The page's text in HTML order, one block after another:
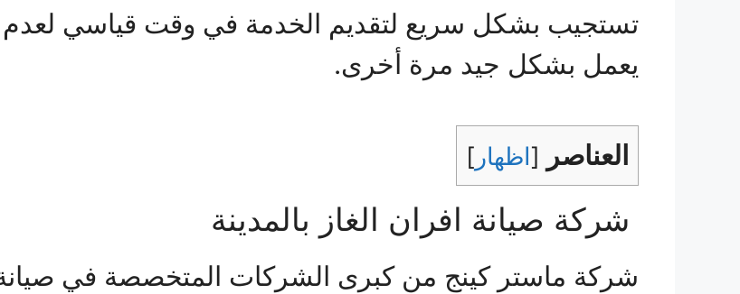
تستجيب بشكل سريع لتقديم الخدمة في وقت قياسي لعدم
يعمل بشكل جيد مرة أخرى.
العناصر [اظهار ]
شركة صيانة افران الغاز بالمدينة
شركة ماستر كينج من كبرى الشركات المتخصصة في صيانة